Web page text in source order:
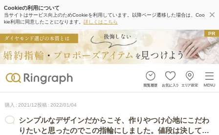
Cookieの利用について
当サイトはサービス向上のためCookieを利用しています。以降ページ遷移した場合は、Coo
kie利用に同意したことになります。 詳しくはこちら
購入 2021/12投稿 2022/01/04
シンプルなデザインだからこそ、作りやつけ心地にこだわ
りたいと思ったのでこの指輪にしました。値段は決して安